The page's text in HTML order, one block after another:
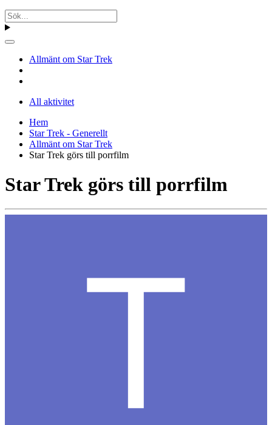
Allmänt om Star Trek
All aktivitet
Hem
Star Trek - Generellt
Allmänt om Star Trek
Star Trek görs till porrfilm
Star Trek görs till porrfilm